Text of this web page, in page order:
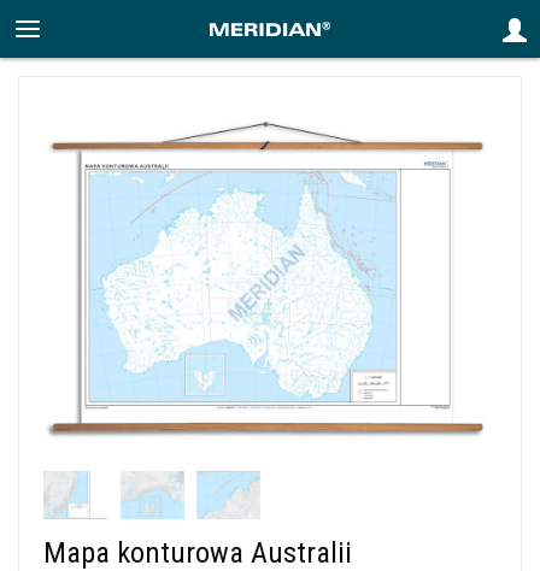
Mapa konturowa Australii